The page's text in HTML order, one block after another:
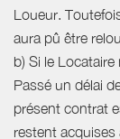
Loueur.
aura pû être
b) Si le Locataire
Passé un délai
présent contrat
restent